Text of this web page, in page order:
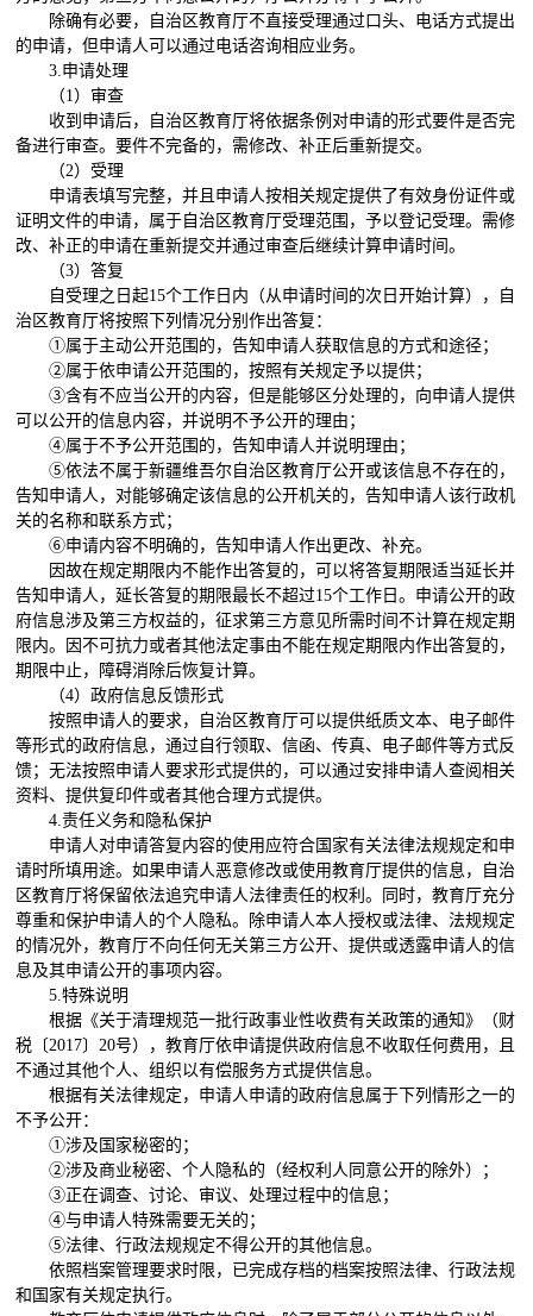
除确有必要，自治区教育厅不直接受理通过口头、电话方式提出
的申请，但申请人可以通过电话咨询相应业务。
3.申请处理
（1）审查
收到申请后，自治区教育厅将依据条例对申请的形式要件是否完
备进行审查。要件不完备的，需修改、补正后重新提交。
（2）受理
申请表填写完整，并且申请人按相关规定提供了有效身份证件或
证明文件的申请，属于自治区教育厅受理范围，予以登记受理。需修
改、补正的申请在重新提交并通过审查后继续计算申请时间。
（3）答复
自受理之日起15个工作日内（从申请时间的次日开始计算），自
治区教育厅将按照下列情况分别作出答复：
①属于主动公开范围的，告知申请人获取信息的方式和途径；
②属于依申请公开范围的，按照有关规定予以提供；
③含有不应当公开的内容，但是能够区分处理的，向申请人提供
可以公开的信息内容，并说明不予公开的理由；
④属于不予公开范围的，告知申请人并说明理由；
⑤依法不属于新疆维吾尔自治区教育厅公开或该信息不存在的，
告知申请人，对能够确定该信息的公开机关的，告知申请人该行政机
关的名称和联系方式；
⑥申请内容不明确的，告知申请人作出更改、补充。
因故在规定期限内不能作出答复的，可以将答复期限适当延长并
告知申请人，延长答复的期限最长不超过15个工作日。申请公开的政
府信息涉及第三方权益的，征求第三方意见所需时间不计算在规定期
限内。因不可抗力或者其他法定事由不能在规定期限内作出答复的，
期限中止，障碍消除后恢复计算。
（4）政府信息反馈形式
按照申请人的要求，自治区教育厅可以提供纸质文本、电子邮件
等形式的政府信息，通过自行领取、信函、传真、电子邮件等方式反
馈；无法按照申请人要求形式提供的，可以通过安排申请人查阅相关
资料、提供复印件或者其他合理方式提供。
4.责任义务和隐私保护
申请人对申请答复内容的使用应符合国家有关法律法规规定和申
请时所填用途。如果申请人恶意修改或使用教育厅提供的信息，自治
区教育厅将保留依法追究申请人法律责任的权利。同时，教育厅充分
尊重和保护申请人的个人隐私。除申请人本人授权或法律、法规规定
的情况外，教育厅不向任何无关第三方公开、提供或透露申请人的信
息及其申请公开的事项内容。
5.特殊说明
根据《关于清理规范一批行政事业性收费有关政策的通知》（财
税〔2017〕20号），教育厅依申请提供政府信息不收取任何费用，且
不通过其他个人、组织以有偿服务方式提供信息。
根据有关法律规定，申请人申请的政府信息属于下列情形之一的
不予公开：
①涉及国家秘密的；
②涉及商业秘密、个人隐私的（经权利人同意公开的除外）；
③正在调查、讨论、审议、处理过程中的信息；
④与申请人特殊需要无关的；
⑤法律、行政法规规定不得公开的其他信息。
依照档案管理要求时限，已完成存档的档案按照法律、行政法规
和国家有关规定执行。